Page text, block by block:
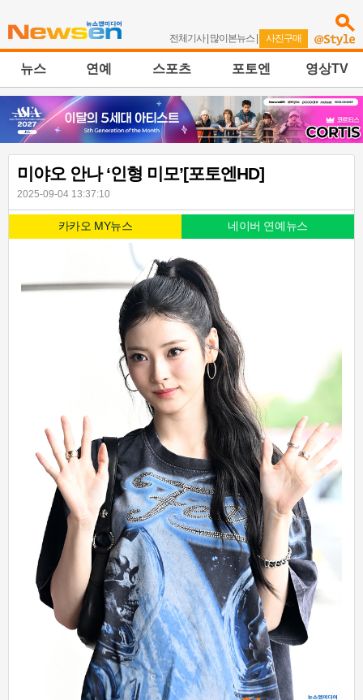
전체기사| 많이본뉴스 | 사진구매
뉴스 연예 스포츠 포토엔 영상TV
미야오 안나 ‘인형 미모’[포토엔HD]
2025-09-04 13:37:10
카카오 MY뉴스 네이버 연예뉴스